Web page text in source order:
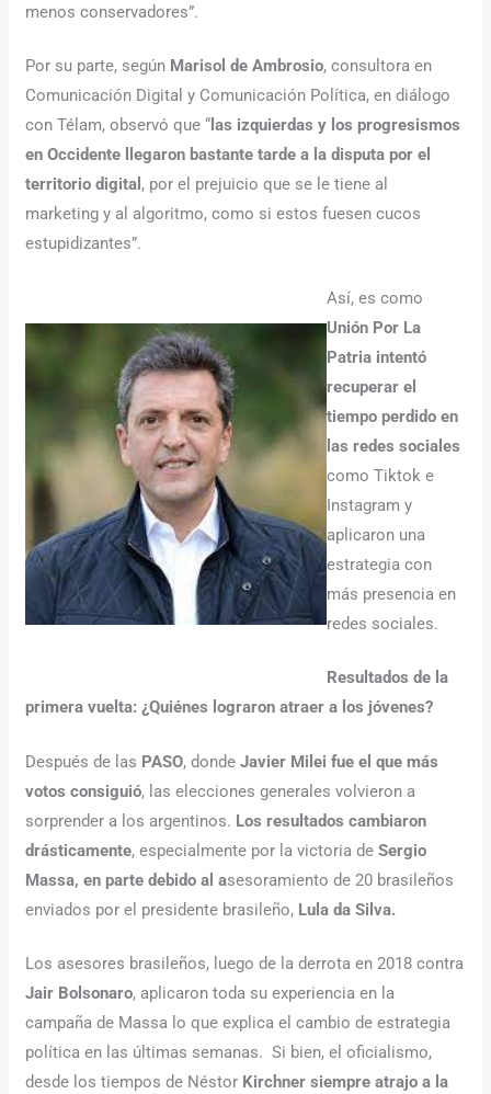
menos conservadores”.
Por su parte, según Marisol de Ambrosio, consultora en
Comunicación Digital y Comunicación Política, en diálogo
con Télam, observó que “ las izquierdas y los progresismos
en Occidente llegaron bastante tarde a la disputa por el
territorio digital , por el prejuicio que se le tiene al
marketing y al algoritmo, como si estos fuesen cucos
estupidizantes”.
Así, es como
Unión Por La
Patria intentó
recuperar el
tiempo perdido en
las redes sociales
como Tiktok e
Instagram y
aplicaron una
estrategia con
más presencia en
redes sociales.
Resultados de la
primera vuelta: ¿Quiénes lograron atraer a los jóvenes?
Después de las PASO, dondeJavier Milei fue el que más
votos consiguió, las elecciones generales volvieron a
sorprender a los argentinos. Los resultados cambiaron
drásticamente, especialmente por la victoria deSergio
Massa, en parte debido al asesoramiento de 20 brasileños
enviados por el presidente brasileño, Lula da Silva.
Los asesores brasileños, luego de la derrota en 2018 contra
Jair Bolsonaro, aplicaron toda su experiencia en la
campaña de Massa lo que explica el cambio de estrategia
política en las últimas semanas. Si bien, el oficialismo,
desde los tiempos de Néstor Kirchner siempre atrajo a la